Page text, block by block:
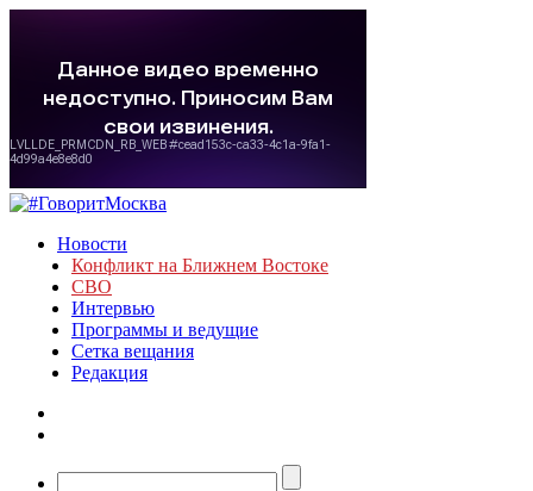
Новости
Конфликт на Ближнем Востоке
СВО
Интервью
Программы и ведущие
Сетка вещания
Редакция